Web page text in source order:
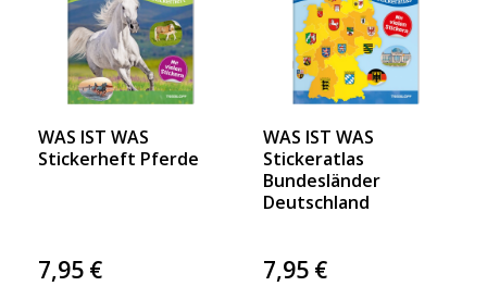
WAS IST WAS
Stickerheft Pferde
7,95 €
WAS IST WAS
Stickeratlas
Bundesländer
Deutschland
7,95 €